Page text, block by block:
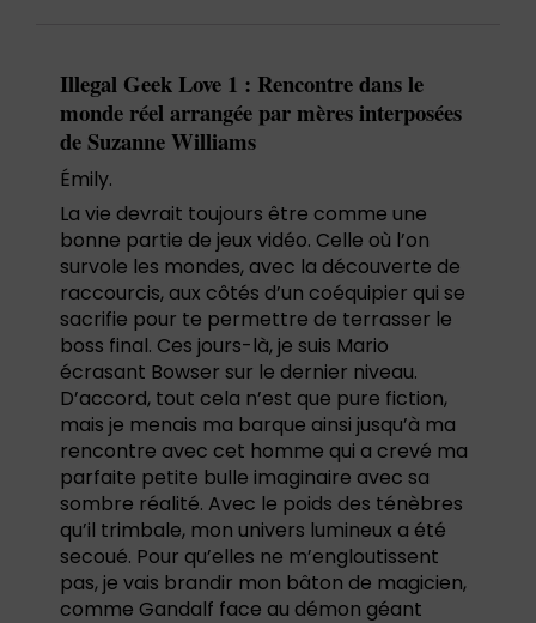
Illegal Geek Love 1 : Rencontre dans le
monde réel arrangée par mères interposées
de Suzanne Williams
Émily.
La vie devrait toujours être comme une
bonne partie de jeux vidéo. Celle où l’on
survole les mondes, avec la découverte de
raccourcis, aux côtés d’un coéquipier qui se
sacrifie pour te permettre de terrasser le
boss final. Ces jours-là, je suis Mario
écrasant Bowser sur le dernier niveau.
D’accord, tout cela n’est que pure fiction,
mais je menais ma barque ainsi jusqu’à ma
rencontre avec cet homme qui a crevé ma
parfaite petite bulle imaginaire avec sa
sombre réalité. Avec le poids des ténèbres
qu’il trimbale, mon univers lumineux a été
secoué. Pour qu’elles ne m’engloutissent
pas, je vais brandir mon bâton de magicien,
comme Gandalf face au démon géant